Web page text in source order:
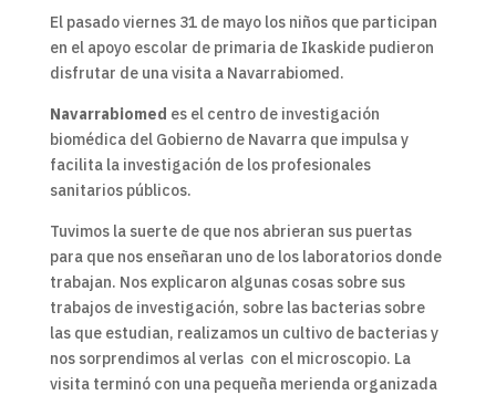
El pasado viernes 31 de mayo los niños que participan
en el apoyo escolar de primaria de Ikaskide pudieron
disfrutar de una visita a Navarrabiomed.
Navarrabiomed es el centro de investigación
biomédica del Gobierno de Navarra que impulsa y
facilita la investigación de los profesionales
sanitarios públicos.
Tuvimos la suerte de que nos abrieran sus puertas
para que nos enseñaran uno de los laboratorios donde
trabajan. Nos explicaron algunas cosas sobre sus
trabajos de investigación, sobre las bacterias sobre
las que estudian, realizamos un cultivo de bacterias y
nos sorprendimos al verlas con el microscopio. La
visita terminó con una pequeña merienda organizada